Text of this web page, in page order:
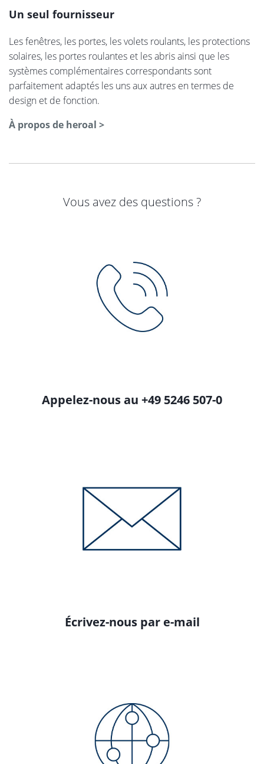
Un seul fournisseur
Les fenêtres, les portes, les volets roulants, les protections
solaires, les portes roulantes et les abris ainsi que les
systèmes complémentaires correspondants sont
parfaitement adaptés les uns aux autres en termes de
design et de fonction.
À propos de heroal >
Vous avez des questions ?
Appelez-nous au +49 5246 507-0
Écrivez-nous par e-mail